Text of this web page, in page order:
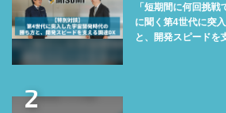
「短期間に何回挑
に聞く第4世代に突
と、開発スピードを
2